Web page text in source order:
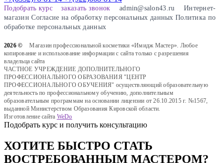
Подобрать курс заказать звонок admin@salon43.ru
Интернет-
магазинCогласие на обработку персональных данныхПолитика по
обработке персональных данных
2026 ©
Магазин профессиональной косметики «Имидж Мастер». Любое
копирование и использование информации с сайта только с разрешения
владельца сайта
ЧАСТНОЕ УЧРЕЖДЕНИЕ ДОПОЛНИТЕЛЬНОГО
ПРОФЕССИОНАЛЬНОГО ОБРАЗОВАНИЯ "ЦЕНТР
ПРОФЕССИОНАЛЬНОГО ОБУЧЕНИЯ" осуществляющий образовательную
деятельность по профессиональному обучению, дополнительным
образовательным программам на основании лицензии от 26.10.2015 г. №1567,
выданной Министерством Образования Кировской области.
Изготовление сайта WeDo
Подобрать курс и получить консультацию
ХОТИТЕ БЫСТРО СТАТЬ
ВОСТРЕБОВАННЫМ МАСТЕРОМ?